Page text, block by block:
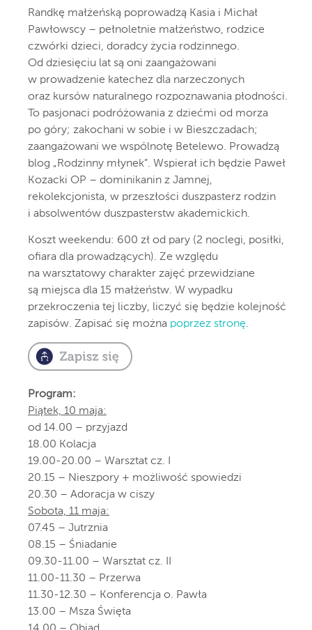
Randkę małżeńską poprowadzą Kasia i Michał
Pawłowscy – pełnoletnie małżeństwo, rodzice
czwórki dzieci, doradcy życia rodzinnego.
Od dziesięciu lat są oni zaangażowani
w prowadzenie katechez dla narzeczonych
oraz kursów naturalnego rozpoznawania płodności.
To pasjonaci podróżowania z dziećmi od morza
po góry; zakochani w sobie i w Bieszczadach;
zaangażowani we wspólnotę Betelewo. Prowadzą
blog „Rodzinny młynek”. Wspierał ich będzie Paweł
Kozacki OP – dominikanin z Jamnej,
rekolekcjonista, w przeszłości duszpasterz rodzin
i absolwentów duszpasterstw akademickich.
Koszt weekendu: 600 zł od pary (2 noclegi, posiłki,
ofiara dla prowadzących). Ze względu
na warsztatowy charakter zajęć przewidziane
są miejsca dla 15 małżeństw. W wypadku
przekroczenia tej liczby, liczyć się będzie kolejność
zapisów. Zapisać się można poprzez stronę.
Program:
Piątek, 10 maja:
od 14.00 – przyjazd
18.00 Kolacja
19.00-20.00 – Warsztat cz. I
20.15 – Nieszpory + możliwość spowiedzi
20.30 – Adoracja w ciszy
Sobota, 11 maja:
07.45 – Jutrznia
08.15 – Śniadanie
09.30-11.00 – Warsztat cz. II
11.00-11.30 – Przerwa
11.30-12.30 – Konferencja o. Pawła
13.00 – Msza Święta